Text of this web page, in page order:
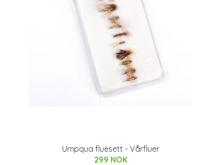
Umpqua fluesett - Vårfluer
299 NOK